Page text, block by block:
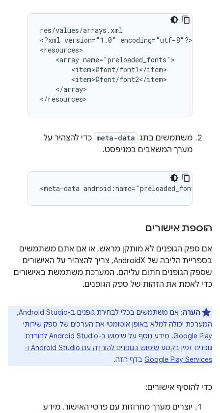
res/values/arrays.xml
<?xml version="1.0"
encoding="utf-8"?>
<array
</array>
</resources>
משתמשים בתג meta-data כדי להצהיר על
מערך המשאבים במניפסט.
<meta-data android:name="preloaded_fonts"
הוספת אישורים
אם ספק הגופנים לא מותקן מראש, או אם אתם משתמשים
בספריית הליבה של AndroidX, צריך להצהיר על האישורים
שספק הגופנים חתום עליהם. המערכת משתמשת באישורים
כדי לאמת את הזהות של ספק הגופנים.
הערה
: אם משתמשים בכלי לבחירת גופנים ב-Android Studio,
המערכת יכולה למלא באופן אוטומטי את הערכים של ספק שירותי
Google Play. מידע נוסף על שימוש ב-Android Studio להורדת
גופנים זמין בקטע
שימוש בגופנים להורדה עם Android Studio ו-
Google Play Services בדף הזה.
כדי להוסיף אישורים:
יוצרים מערך מחרוזות עם פרטי האישור. מידע